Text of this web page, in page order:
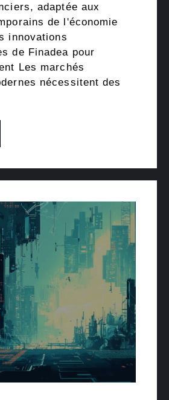
adaptée aux
de l'économie
innovations
de Finadea pour
Les marchés
nécessitent des